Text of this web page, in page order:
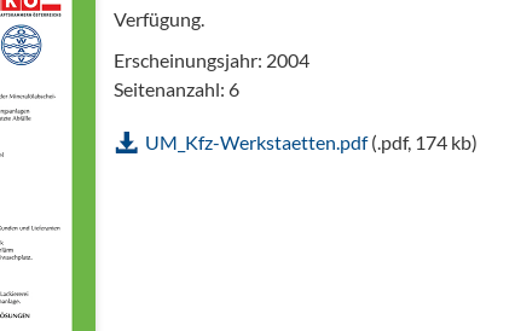
Verfügung.
Erscheinungsjahr: 2004
Seitenanzahl: 6
UM_Kfz-Werkstaetten.pdf(.pdf, 174 kb)